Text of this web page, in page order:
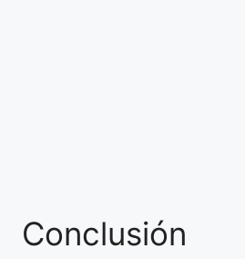
Conclusión